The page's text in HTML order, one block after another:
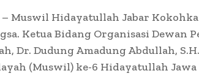
– Muswil Hidayatullah Jabar
Ketua Bidang Organisasi Dewan
Dr. Dudung Amadung Abdullah,
(Muswil) ke-6 Hidayatullah